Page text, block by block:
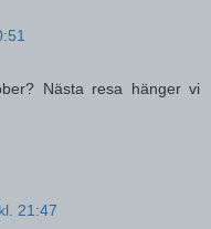
Nästa resa hänger vi
21:47